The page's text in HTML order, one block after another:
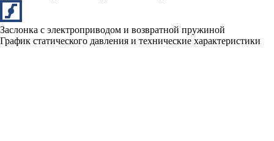
Заслонка с электроприводом и возвратной пружиной
График статического давления и технические характеристики